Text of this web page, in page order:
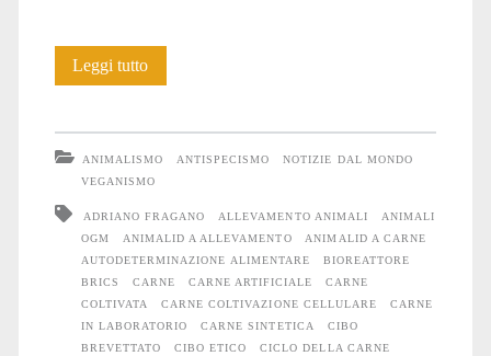
Leggi tuttoLa
“sintetica”
o
“coltivata”:
una
narrazione
ANIMALISMO ANTISPECISMO
NOTIZIE DAL MONDO
VEGANISMO
ADRIANO FRAGANO ALLEVAMENTO ANIMALI
ANIMALI
OGM
ANIMALID A ALLEVAMENTO
ANIMALID A CARNE
AUTODETERMINAZIONE ALIMENTARE
BIOREATTORE
BRICS
CARNE CARNE ARTIFICIALE
CARNE
COLTIVATA
CARNE COLTIVAZIONE CELLULARE
CARNE
IN LABORATORIO
CARNE SINTETICA
CIBO
BREVETTATO
CIBO ETICO
CICLO DELLA CARNE